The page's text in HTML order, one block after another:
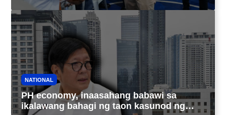
NATIONAL
PH economy, inaasahang babawi sa
ikalawang bahagi ng taon kasunod ng